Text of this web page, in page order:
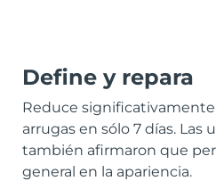
Define y repara
Reduce significativamente
arrugas en sólo 7 días. Las
también afirmaron que
general en la apariencia.